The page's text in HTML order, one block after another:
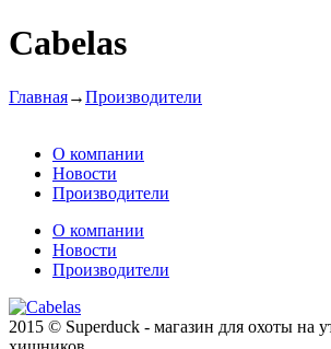
Cabelas
Главная→Производители
О компании
Новости
Производители
О компании
Новости
Производители
2015 © Superduck - магазин для охоты на